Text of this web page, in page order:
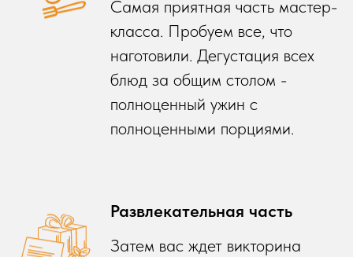
Самая приятная часть мастер-
класса. Пробуем все, что
наготовили. Дегустация всех
блюд за общим столом -
полноценный ужин с
полноценными порциями.
Развлекательная часть
Затем вас ждет викторина